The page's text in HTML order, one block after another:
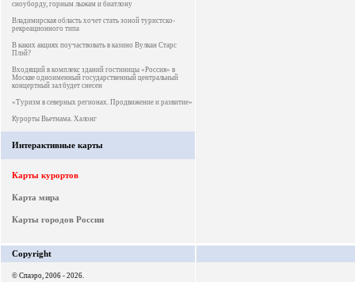
сноуборду, горным лыжам и биатлону
Владимирская область хочет стать зоной туристско-
рекреационного типа
В каких акциях поучаствовать в казино Вулкан Старс
Плэй?
Входящий в комплекс зданий гостиницы «Россия» в
Москве одноименный государственный центральный
концертный зал будет снесен
«Туризм в северных регионах. Продвижение и развитие»
Курорты Вьетнама. Халонг
Интерактивные карты
Карты курортов
Карта мира
Карты городов России
Copyright
© Спаэро, 2006 - 2026.